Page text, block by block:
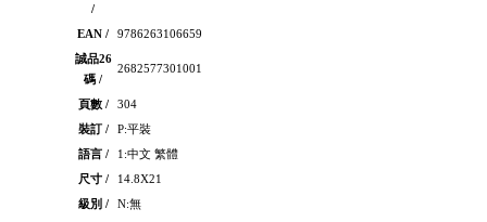
/
EAN /
9786263106659
誠品26
碼 /
2682577301001
頁數 /
304
裝訂 /
P:平裝
語言 /
1:中文 繁體
尺寸 /
14.8X21
級別 /
N:無